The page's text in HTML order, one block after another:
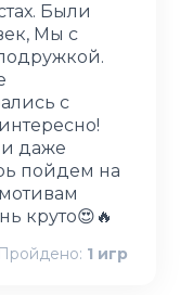
Были
Мы с
с
даже
пойдем на
круто😍🔥
Пройдено: 1 игр